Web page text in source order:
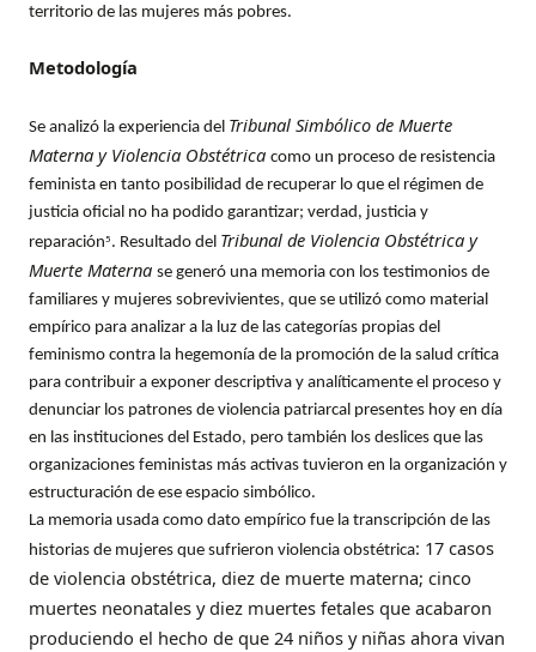
territorio de las mujeres más pobres.
Metodología
Se analizó la experiencia del Tribunal Simbólico de Muerte
Materna y Violencia Obstétrica como un proceso de resistencia
feminista en tanto posibilidad de recuperar lo que el régimen de
justicia oficial no ha podido garantizar; verdad, justicia y
reparación5 . Resultado del Tribunal de Violencia Obstétrica y
Muerte Materna se generó una memoria con los testimonios de
familiares y mujeres sobrevivientes, que se utilizó como material
empírico para analizar a la luz de las categorías propias del
feminismo contra la hegemonía de la promoción de la salud crítica
para contribuir a exponer descriptiva y analíticamente el proceso y
denunciar los patrones de violencia patriarcal presentes hoy en día
en las instituciones del Estado, pero también los deslices que las
organizaciones feministas más activas tuvieron en la organización y
estructuración de ese espacio simbólico.
La memoria usada como dato empírico fue la transcripción de las
historias de mujeres que sufrieron violencia obstétrica: 17 casos
de violencia obstétrica, diez de muerte materna; cinco
muertes neonatales y diez muertes fetales que acabaron
produciendo el hecho de que 24 niños y niñas ahora vivan